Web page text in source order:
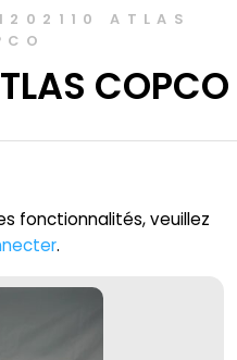
ATLAS
COPCO
fonctionnalités, veuillez
.